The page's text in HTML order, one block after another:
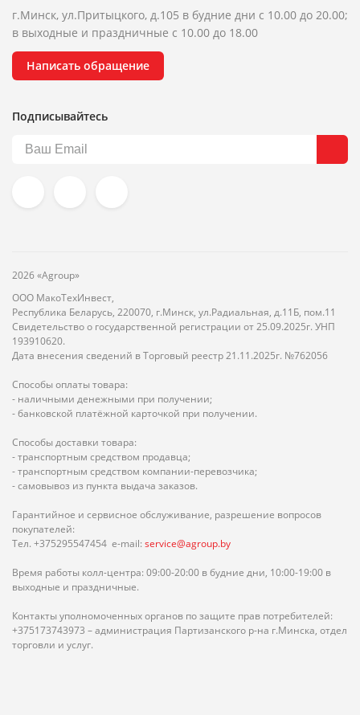
г.Минск, ул.Притыцкого, д.105 в будние дни с 10.00 до 20.00;
в выходные и праздничные с 10.00 до 18.00
Написать обращение
Подписывайтесь
2026 «Agroup»
ООО МакоТехИнвест,
Республика Беларусь, 220070, г.Минск, ул.Радиальная, д.11Б, пом.11
Свидетельство о государственной регистрации от 25.09.2025г. УНП
193910620.
Дата внесения сведений в Торговый реестр 21.11.2025г. №762056
Способы оплаты товара:
- наличными денежными при получении;
- банковской платёжной карточкой при получении.
Способы доставки товара:
- транспортным средством продавца;
- транспортным средством компании-перевозчика;
- самовывоз из пункта выдача заказов.
Гарантийное и сервисное обслуживание, разрешение вопросов
покупателей:
Тел. +375295547454 e-mail: service@agroup.by
Время работы колл-центра: 09:00-20:00 в будние дни, 10:00-19:00 в
выходные и праздничные.
Контакты уполномоченных органов по защите прав потребителей:
+375173743973 – администрация Партизанского р-на г.Минска, отдел
торговли и услуг.